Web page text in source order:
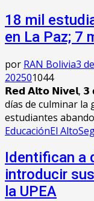
18 mil
en La Paz; 7
por RAN Bolivia3
202501044
𝗥𝗲𝗱 𝗔𝗹𝘁𝗼 𝗡𝗶𝘃𝗲𝗹,
días de culminar la
estudiantes
EducaciónEl Alto
Identifican a
introducir
la UPEA